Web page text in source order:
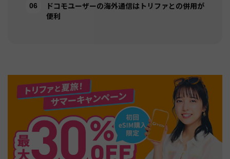
ドコモユーザーの海外通信はトリファとの併用が
便利